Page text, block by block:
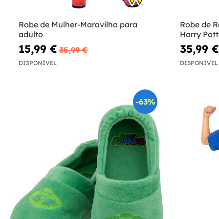
Robe de Mulher-Maravilha para
adulto
15,99 € 35,99 €
DISPONÍVEL
Robe de
Harry
35,99 €
DISPONÍVEL
-63%